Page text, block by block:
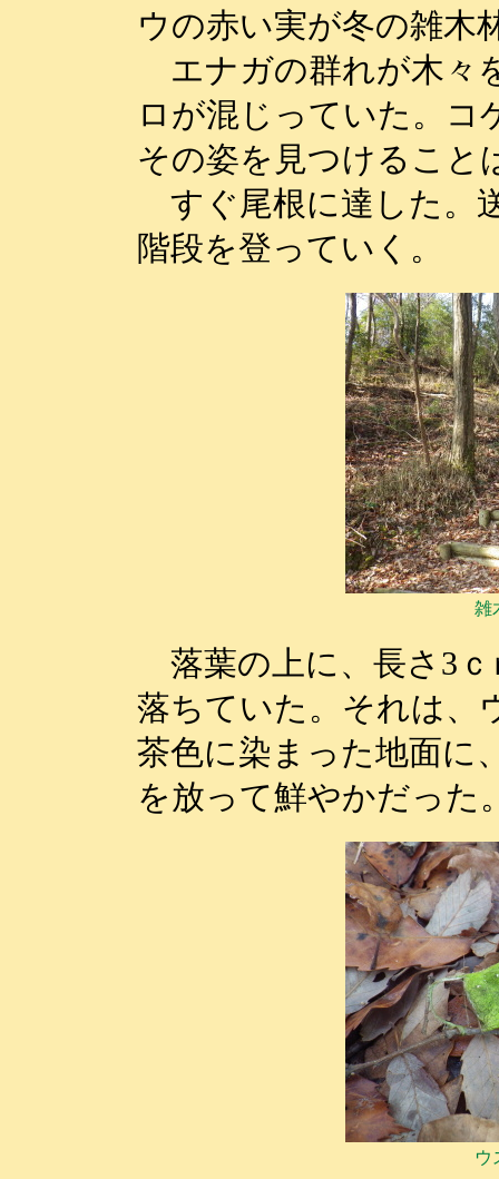
ウの赤い実が冬の雑木
エナガの群れが木々
ロが混じっていた。コ
その姿を見つけること
すぐ尾根に達した。
階段を登っていく。
雑
落葉の上に、長さ3
落ちていた。それは、
茶色に染まった地面に
を放って鮮やかだった
ウ